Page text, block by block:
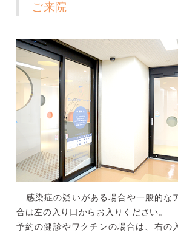
ご来院
感染症の疑いがある場合や一般的な
合は左の入り口からお入りください。
予約の健診やワクチンの場合は、右の